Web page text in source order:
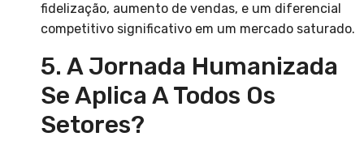
fidelização, aumento de vendas, e um diferencial
competitivo significativo em um mercado saturado.
5. A Jornada Humanizada
Se Aplica A Todos Os
Setores?